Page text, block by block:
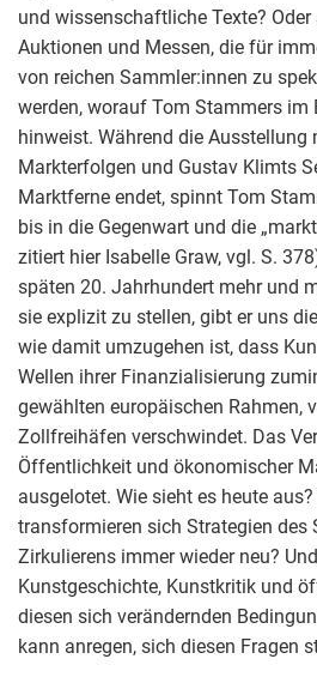
und wissenschaftliche Texte?
Auktionen und Messen, die für
von reichen Sammler:innen zu
werden, worauf Tom Stammers im
hinweist. Während die Ausstellung
Markterfolgen und Gustav Klimts
Marktferne endet, spinnt Tom
bis in die Gegenwart und die
zitiert hier Isabelle Graw, vgl. S.
späten 20. Jahrhundert mehr und
sie explizit zu stellen, gibt er uns
wie damit umzugehen ist, dass
Wellen ihrer Finanzialisierung
gewählten europäischen Rahmen,
Zollfreihäfen verschwindet. Das
Öffentlichkeit und ökonomischer
ausgelotet. Wie sieht es heute
transformieren sich Strategien des
Zirkulierens immer wieder neu?
Kunstgeschichte, Kunstkritik und
diesen sich verändernden
kann anregen, sich diesen Fragen